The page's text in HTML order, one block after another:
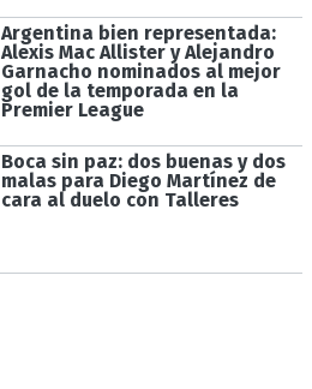
Argentina bien representada:
Alexis Mac Allister y Alejandro
Garnacho nominados al mejor
gol de la temporada en la
Premier League
Boca sin paz: dos buenas y dos
malas para Diego Martínez de
cara al duelo con Talleres